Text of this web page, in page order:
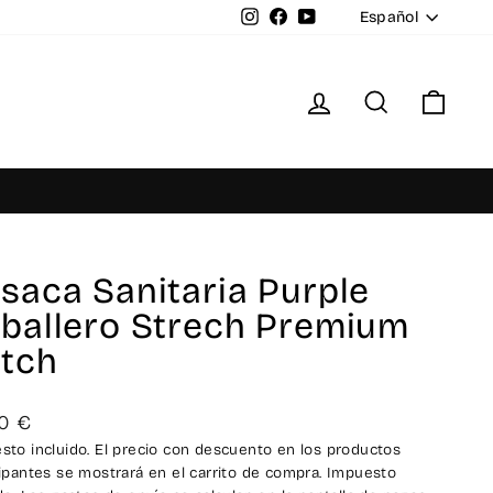
Instagram
FacebookYouTubeIdioma
Español
IngresarBuscar
Sanitaria Purple
Strech Premium
€
incluido. El precio con descuento en los productos
se mostrará en el carrito de compra. Impuesto